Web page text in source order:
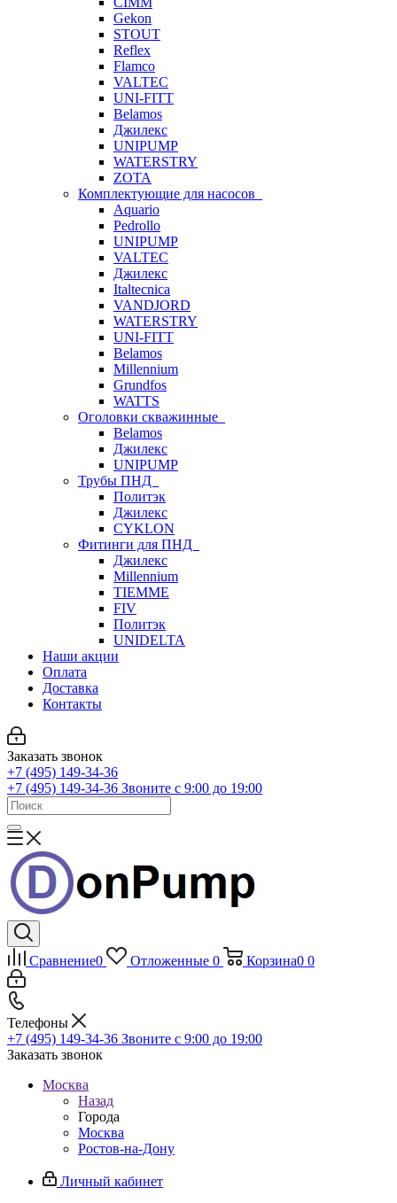
Gekon
STOUT
Reflex
Flamco
VALTEC
UNI-FITT
Belamos
Джилекс
UNIPUMP
WATERSTRY
ZOTA
Комплектующие для насосов
Aquario
Pedrollo
UNIPUMP
VALTEC
Джилекс
Italtecnica
VANDJORD
WATERSTRY
UNI-FITT
Belamos
Millennium
Grundfos
WATTS
Оголовки скважинные
Belamos
Джилекс
UNIPUMP
Трубы ПНД
Политэк
Джилекс
CYKLON
Фитинги для ПНД
Джилекс
Millennium
TIEMME
FIV
Политэк
UNIDELTA
Наши акции
Оплата
Доставка
Контакты
Заказать звонок
+7 (495) 149-34-36
+7 (495) 149-34-36 Звоните с 9:00 до 19:00
Сравнение0 Отложенные 0 Корзина0 0
Телефоны
+7 (495) 149-34-36 Звоните с 9:00 до 19:00
Заказать звонок
Москва
Назад
Города
Москва
Ростов-на-Дону
Личный кабинет